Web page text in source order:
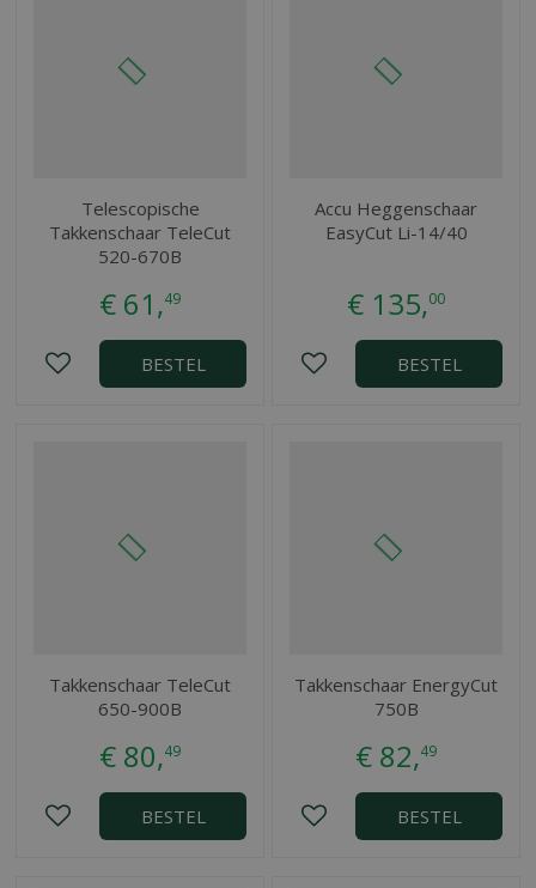
Telescopische
Takkenschaar TeleCut
520-670B
€ 61 ,49
BESTEL
Accu Heggenschaar
EasyCut Li-14/40
€ 135,00
BESTEL
Takkenschaar TeleCut
650-900B
€ 80,49
BESTEL
Takkenschaar EnergyCut
750B
€ 82,49
BESTEL